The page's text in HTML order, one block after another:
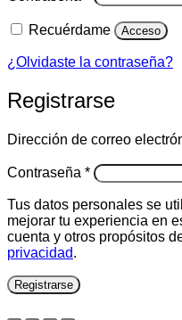
Recuérdame Acceso
¿Olvidaste la contraseña?
Registrarse
Dirección de correo
Contraseña *Obligatorio
Tus datos personales se
mejorar tu experiencia en
cuenta y otros propósitos
privacidad.
Registrarse